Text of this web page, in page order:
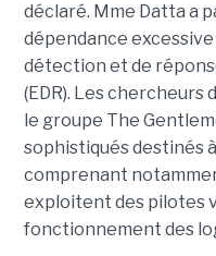
déclaré. Mme Datta a
dépendance
détection et de
(EDR). Les chercheurs
le groupe The
sophistiqués destinés
comprenant
exploitent des pilotes
fonctionnement des